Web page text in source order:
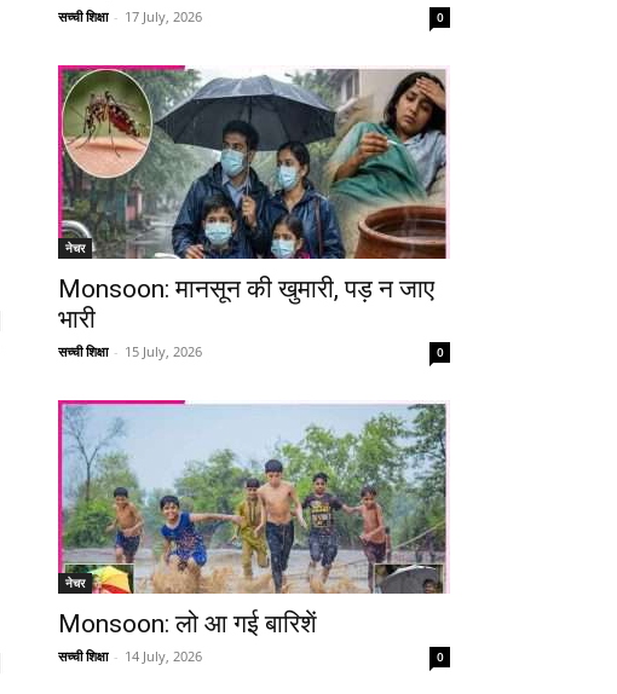
सच्ची शिक्षा - 17 July, 2026 0
नेचर
Monsoon: मानसून की खुमारी, पड़ न जाए
भारी
सच्ची शिक्षा - 15 July, 2026 0
नेचर
Monsoon: लो आ गई बारिशें
सच्ची शिक्षा - 14 July, 2026 0